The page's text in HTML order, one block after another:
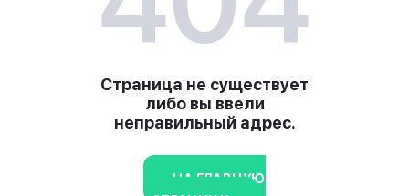
Страница не существует
либо вы ввели
неправильный адрес.
НА ГЛАВНУЮ